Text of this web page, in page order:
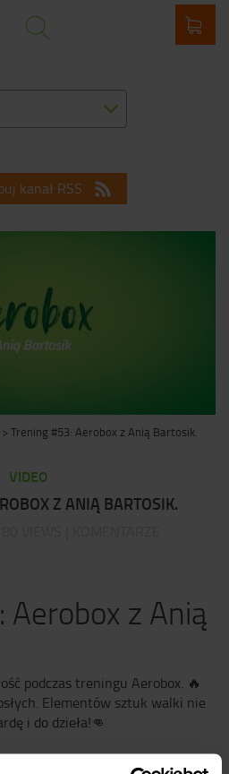
kanał RSS
> Trening #53: Aerobox z Anią Bartosik.
VIDEO
Z ANIĄ BARTOSIK.
z Anią
podczas treningu Aerobox. 🔥
Elementów sztuk walki nie
i do dzieła!👊